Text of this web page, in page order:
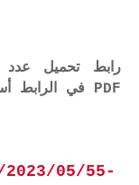
رابط تحميل عدد
PDF في الرابط أسفله:
05/55-